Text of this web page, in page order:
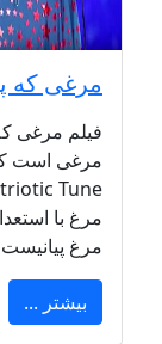
مرغی که
مرغی است
مرغ با
مرغ پیانیست
بیشتر ...